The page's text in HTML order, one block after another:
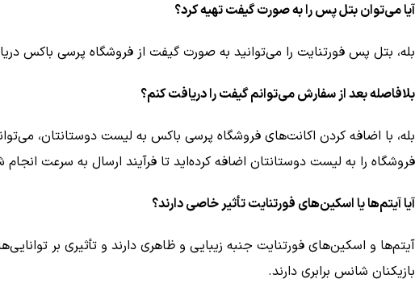
آیا می‌توان بتل پس را به صورت گیفت تهیه کرد؟
بله، بتل پس فورتنایت را می‌توانید به صورت گیفت از فروشگاه پرسی باکس
بلافاصله بعد از سفارش می‌توانم گیفت را دریافت کنم؟
بله، با اضافه کردن اکانت‌های فروشگاه پرسی باکس به لیست دوستانتان،
فروشگاه را به لیست دوستانتان اضافه کرده‌اید تا فرآیند ارسال به سرعت انجام
آیا آیتم‌ها یا اسکین‌های فورتنایت تأثیر خاصی دارند؟
آیتم‌ها و اسکین‌های فورتنایت جنبه زیبایی و ظاهری دارند و تأثیری بر
بازیکنان شانس برابری دارند.